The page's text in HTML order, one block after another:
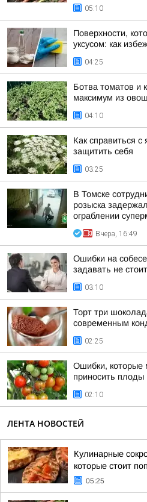
05:10
Поверхности,
уксусом: как
04:25
Ботва томатов и
максимум из
04:10
Как справиться
защитить себя
03:25
В Томске
розыска
ограблении
Вчера, 16:49
Ошибки на
задавать не стоит
03:10
Торт три
современным
02:25
Ошибки,
приносить плоды
02:10
ЛЕНТА НОВОСТЕЙ
Кулинарные
которые стоит
05:25